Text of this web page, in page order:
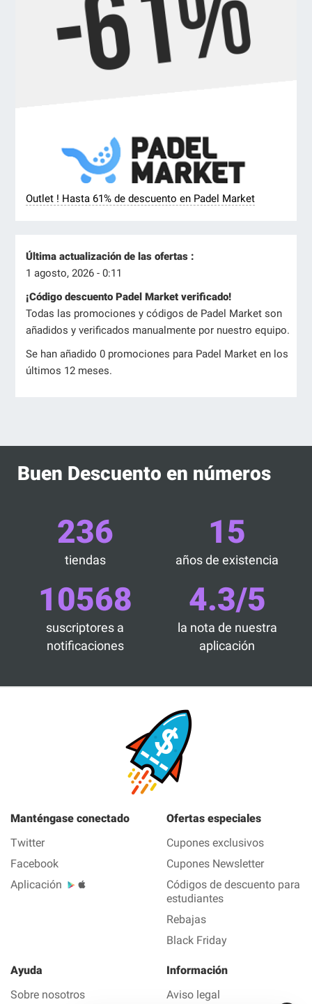
Outlet ! Hasta 61% de descuento en Padel Market
Última actualización de las ofertas :
1 agosto, 2026 - 0:11
¡Código descuento Padel Market verificado!
Todas las promociones y códigos de Padel Market son
añadidos y verificados manualmente por nuestro equipo.
Se han añadido 0 promociones para Padel Market en los
últimos 12 meses.
Buen Descuento en números
236
tiendas
15
años de existencia
10568
suscriptores a
notificaciones
4.3/5
la nota de nuestra
aplicación
Manténgase conectado
Twitter
Facebook
Aplicación
Ofertas especiales
Cupones exclusivos
Cupones Newsletter
Códigos de descuento para
estudiantes
Rebajas
Black Friday
Ayuda
Sobre nosotros
Información
Aviso legal